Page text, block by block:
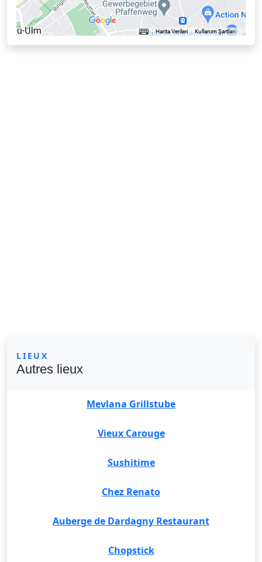
LIEUX
Autres lieux
Mevlana Grillstube
Vieux Carouge
Sushitime
Chez Renato
Auberge de Dardagny Restaurant
Chopstick